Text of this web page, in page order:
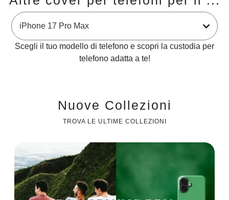
Scegli il tuo modello di telefono e scopri la custodia per
telefono adatta a te!
Nuove Collezioni
TROVA LE ULTIME COLLEZIONI